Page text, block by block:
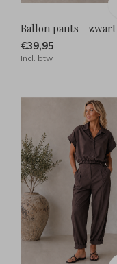
Ballon pants - zwart
€39,95
Incl. btw